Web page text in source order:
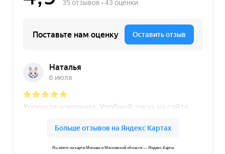
Ru-storm на карте Москвы и Московской области — Яндекс Карты